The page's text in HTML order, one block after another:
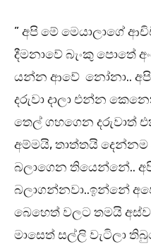
” අපි මේ මෙයාලාගේ
දීමනාවේ බැංකු පොතේ
යන්න ආවේ නෝනා.. අපි
දරුවා දාලා එන්න
තෙල් ගහගෙන දරුවාත්
අම්මයි, තාත්තයි දෙන්නම
බලාගෙන තියෙන්නේ..
බලාගන්නවා..ඉන්නේ
බෙහෙත් වලට තමයි
මාසෙත් සල්ලි වැටිලා